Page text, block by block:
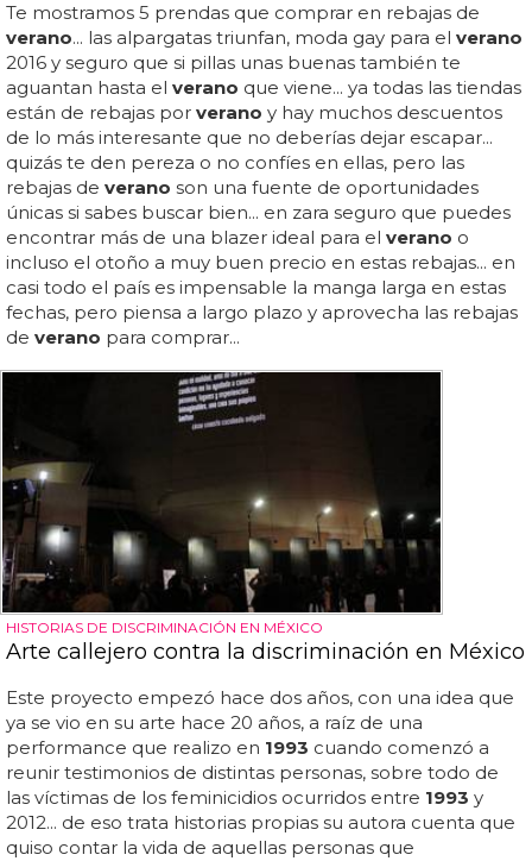
Te mostramos 5 prendas que comprar en rebajas de
verano... las alpargatas triunfan, moda gay para el verano
2016 y seguro que si pillas unas buenas también te
aguantan hasta el verano que viene... ya todas las tiendas
están de rebajas por verano y hay muchos descuentos
de lo más interesante que no deberías dejar escapar...
quizás te den pereza o no confíes en ellas, pero las
rebajas de verano son una fuente de oportunidades
únicas si sabes buscar bien... en zara seguro que puedes
encontrar más de una blazer ideal para el verano o
incluso el otoño a muy buen precio en estas rebajas... en
casi todo el país es impensable la manga larga en estas
fechas, pero piensa a largo plazo y aprovecha las rebajas
de verano para comprar...
HISTORIAS DE DISCRIMINACIÓN EN MÉXICO
Arte callejero contra la discriminación en México
Este proyecto empezó hace dos años, con una idea que
ya se vio en su arte hace 20 años, a raíz de una
performance que realizo en 1993 cuando comenzó a
reunir testimonios de distintas personas, sobre todo de
las víctimas de los feminicidios ocurridos entre 1993 y
2012... de eso trata historias propias su autora cuenta que
quiso contar la vida de aquellas personas que